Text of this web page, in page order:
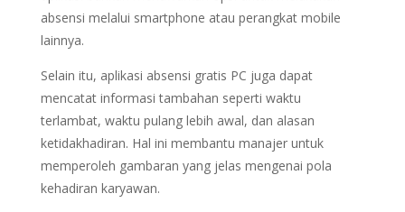
absensi melalui smartphone atau perangkat mobile
lainnya.
Selain itu, aplikasi absensi gratis PC juga dapat
mencatat informasi tambahan seperti waktu
terlambat, waktu pulang lebih awal, dan alasan
ketidakhadiran. Hal ini membantu manajer untuk
memperoleh gambaran yang jelas mengenai pola
kehadiran karyawan.